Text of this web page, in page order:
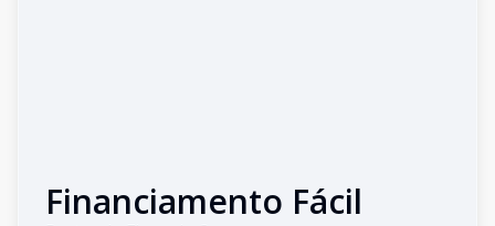
Financiamento Fácil